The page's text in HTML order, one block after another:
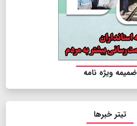
ضمیمه ویژه نامه
تیتر خبرها